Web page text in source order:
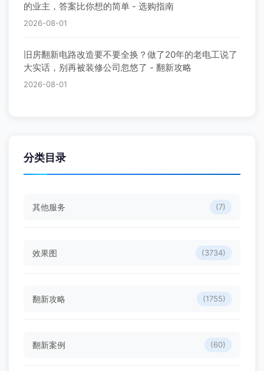
的业主，答案比你想的简单 - 选购指南
2026-08-01
旧房翻新电路改造要不要全换？做了20年的老电工说了
大实话，别再被装修公司忽悠了 - 翻新攻略
2026-08-01
分类目录
其他服务 (7)
效果图 (3734)
翻新攻略 (1755)
翻新案例 (60)